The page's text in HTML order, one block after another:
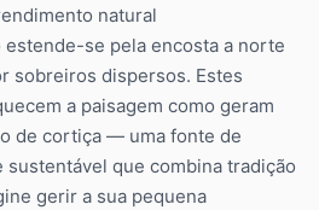
natural
se pela encosta a norte
sobreiros dispersos. Estes
a paisagem como geram
de cortiça — uma fonte de
que combina tradição
gerir a sua pequena